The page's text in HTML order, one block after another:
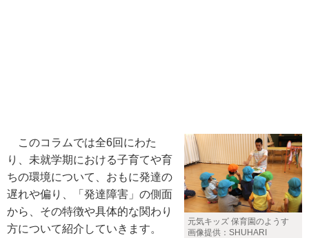
元気キッズ 保育園のようす
画像提供：SHUHARI
このコラムでは全6回にわた
り、未就学期における子育てや育
ちの環境について、おもに発達の
遅れや偏り、「発達障害」の側面
から、その特徴や具体的な関わり
方について紹介していきます。